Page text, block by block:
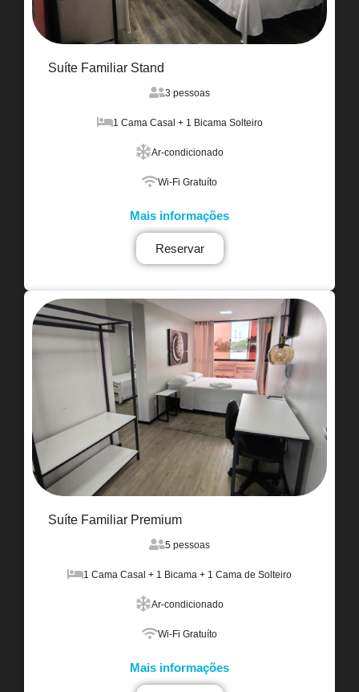
Suíte Familiar Stand
3 pessoas
1 Cama Casal + 1 Bicama Solteiro
Ar-condicionado
Wi-Fi Gratuíto
Mais informações
Reservar
Suíte Familiar Premium
5 pessoas
1 Cama Casal + 1 Bicama + 1 Cama de Solteiro
Ar-condicionado
Wi-Fi Gratuíto
Mais informações